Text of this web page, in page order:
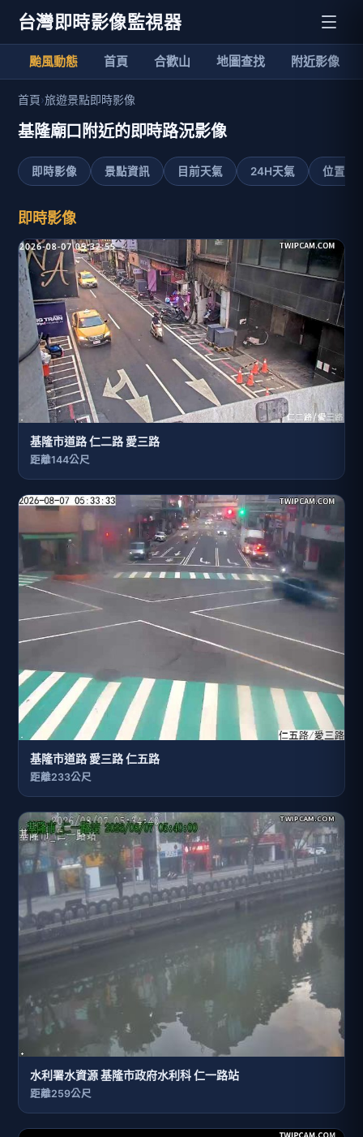
台灣即時影像監視器
颱風動態 首頁 合歡山 地圖查找 附近影像
首頁›旅遊景點即時影像
基隆廟口附近的即時路況影像
即時影像 景點資訊 目前天氣 24H天氣 位置地
即時影像
基隆市道路 仁二路 愛三路
距離144公尺
基隆市道路 愛三路 仁五路
距離233公尺
水利署水資源 基隆市政府水利科 仁一路站
距離259公尺